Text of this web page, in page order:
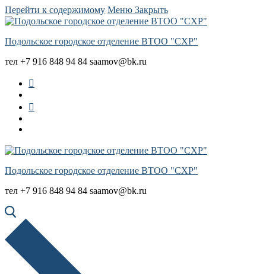
Перейти к содержимому Меню Закрыть
Подольское городское отделение ВТОО "СХР"
тел +7 916 848 94 84 saamov@bk.ru
Подольское городское отделение ВТОО "СХР"
тел +7 916 848 94 84 saamov@bk.ru